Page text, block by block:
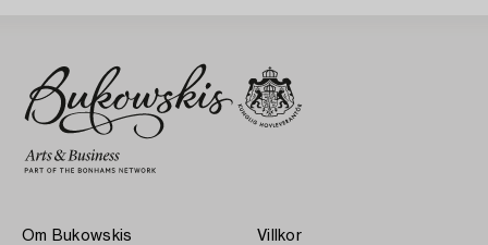
Om Bukowskis Villkor